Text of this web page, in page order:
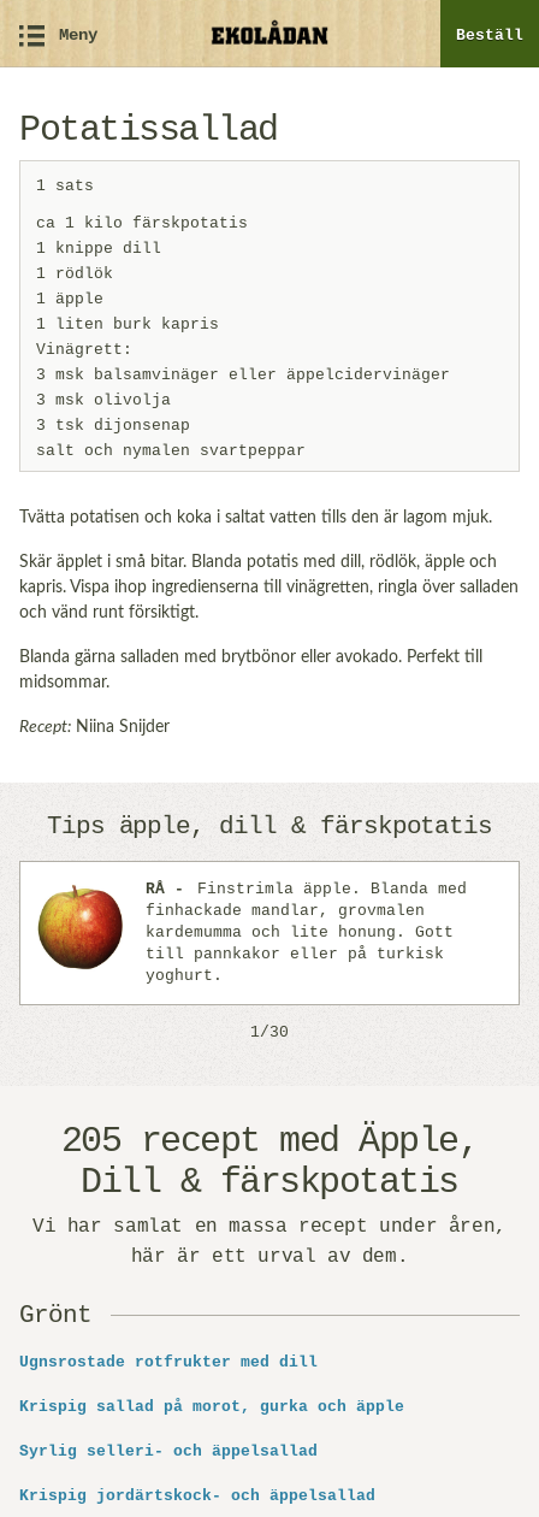
Meny Beställ
Potatissallad
1 sats
ca 1 kilo färskpotatis
1 knippe dill
1 rödlök
1 äpple
1 liten burk kapris
Vinägrett:
3 msk balsamvinäger eller äppelcidervinäger
3 msk olivolja
3 tsk dijonsenap
salt och nymalen svartpeppar
Tvätta potatisen och koka i saltat vatten tills den är lagom mjuk.
Skär äpplet i små bitar. Blanda potatis med dill, rödlök, äpple och
kapris. Vispa ihop ingredienserna till vinägretten, ringla över salladen
och vänd runt försiktigt.
Blanda gärna salladen med brytbönor eller avokado. Perfekt till
midsommar.
Recept: Niina Snijder
Tips äpple, dill & färskpotatis
Previous
RÅ
Finstrimla äpple. Blanda med
finhackade mandlar, grovmalen
kardemumma och lite honung. Gott
till pannkakor eller på turkisk
yoghurt.
Next
1/30
205 recept med Äpple,
Dill & färskpotatis
Vi har samlat en massa recept under åren,
här är ett urval av dem.
Grönt
Ugnsrostade rotfrukter med dill
Krispig sallad på morot, gurka och äpple
Syrlig selleri- och äppelsallad
Krispig jordärtskock- och äppelsallad